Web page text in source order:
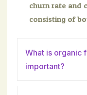
churn rate and
consisting of
What is organic
important?